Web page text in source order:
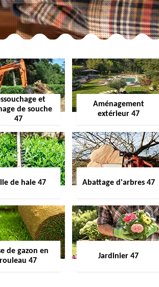
et
de souche
47
Aménagement
extérieur 47
de haie 47 Abattage d'arbres 47
de gazon en
rouleau 47
Jardinier 47